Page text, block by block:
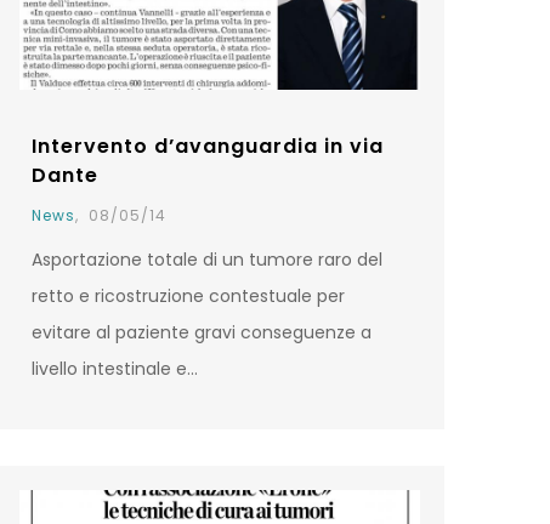
Intervento d’avanguardia in via
Dante
News, 08/05/14
Asportazione totale di un tumore raro del
retto e ricostruzione contestuale per
evitare al paziente gravi conseguenze a
livello intestinale e…